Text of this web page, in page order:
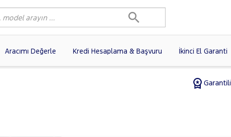
Aracımı Değerle Kredi Hesaplama & Başvuru İkinci El Garanti
Garantili